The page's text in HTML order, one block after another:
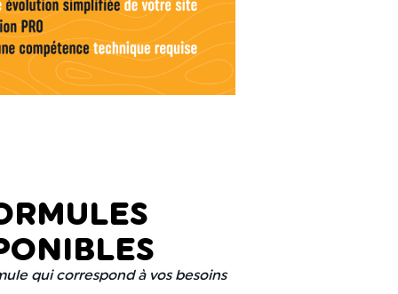
qui correspond à vos besoins